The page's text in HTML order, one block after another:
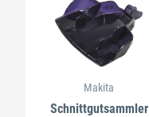
Makita
Schnittgutsammler